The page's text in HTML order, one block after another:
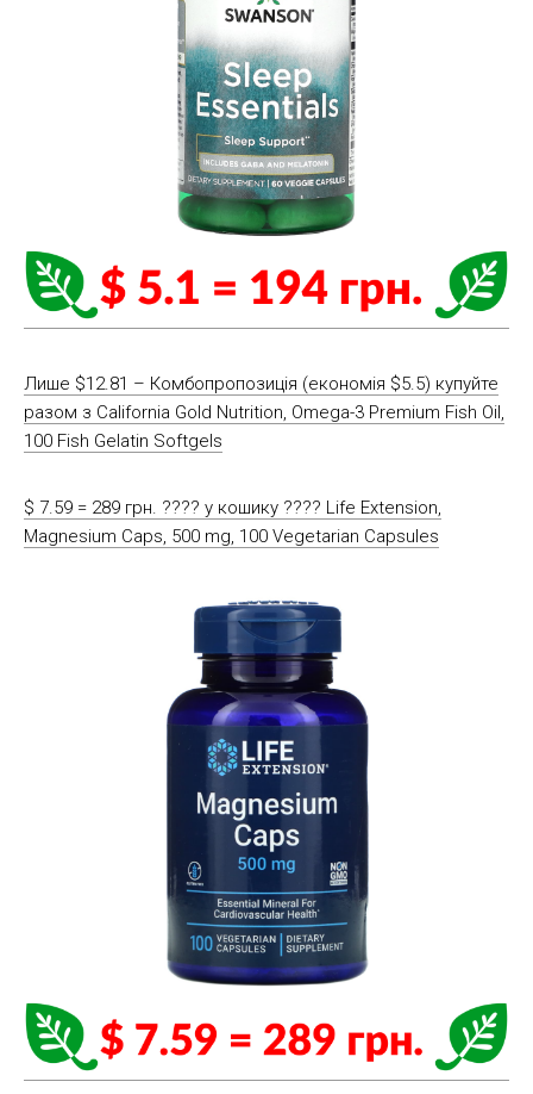
Лише $12.81 – Комбопропозиція (економія $5.5) купуйте
разом з California Gold Nutrition, Omega-3 Premium Fish Oil,
100 Fish Gelatin Softgels
$ 7.59 = 289 грн. ????️ у кошику ????️ Life Extension,
Magnesium Caps, 500 mg, 100 Vegetarian Capsules